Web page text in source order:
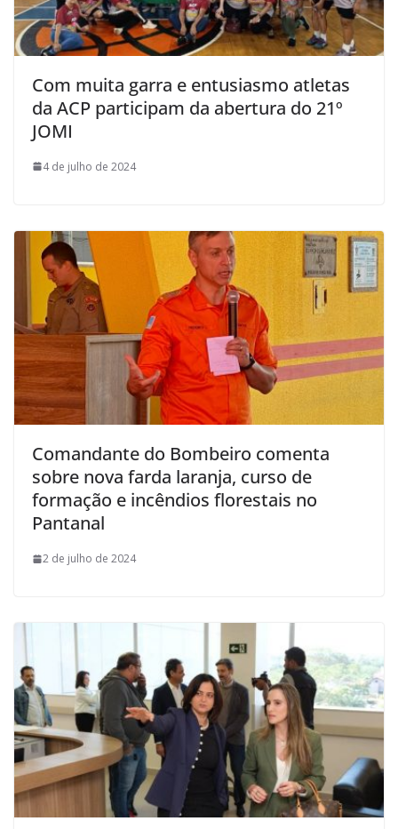
Com muita garra e entusiasmo atletas
da ACP participam da abertura do 21º
JOMI
4 de julho de 2024
Comandante do Bombeiro comenta
sobre nova farda laranja, curso de
formação e incêndios florestais no
Pantanal
2 de julho de 2024